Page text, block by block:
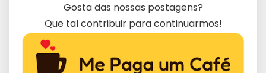
Gosta das nossas postagens?
Que tal contribuir para continuarmos!